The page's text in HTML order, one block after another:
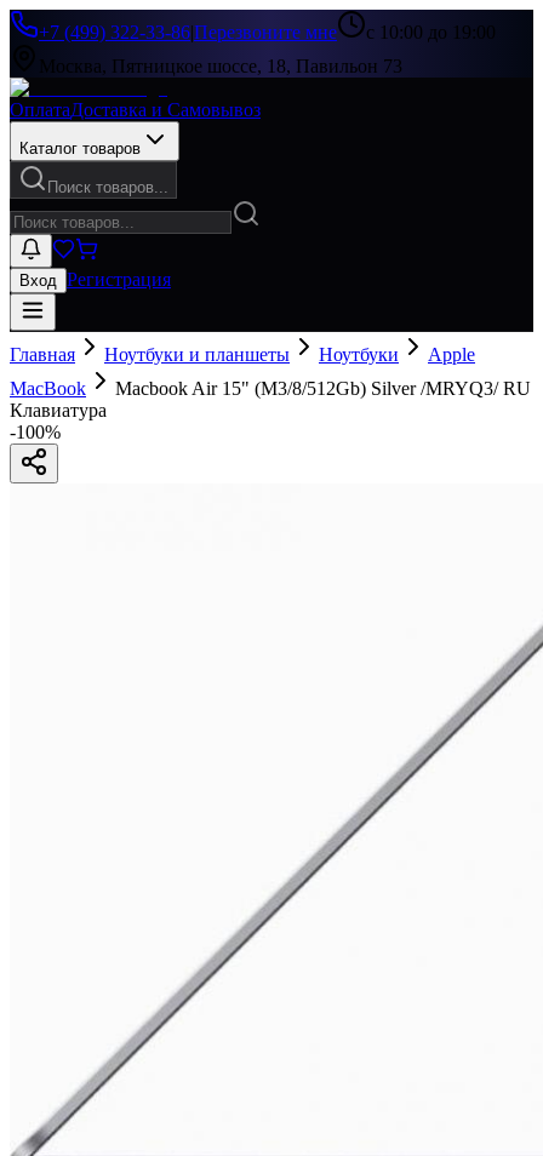
+7 (499) 322-33-86|Перезвоните мне
с 10:00 до 19:00
Москва, Пятницкое шоссе, 18, Павильон 73
ОплатаДоставка и Самовывоз
Каталог товаров
Поиск товаров...
Вход Регистрация
Главная Ноутбуки и планшеты Ноутбуки
Apple
MacBook
Macbook Air 15" (M3/8/512Gb) Silver /MRYQ3/ RU
Клавиатура
-100%